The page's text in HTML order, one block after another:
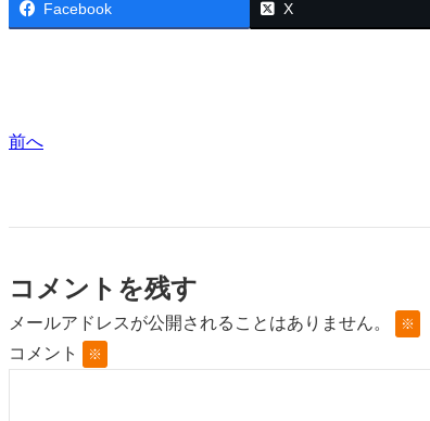
Facebook X
前へ
コメントを残す
メールアドレスが公開されることはありません。 ※
コメント
※